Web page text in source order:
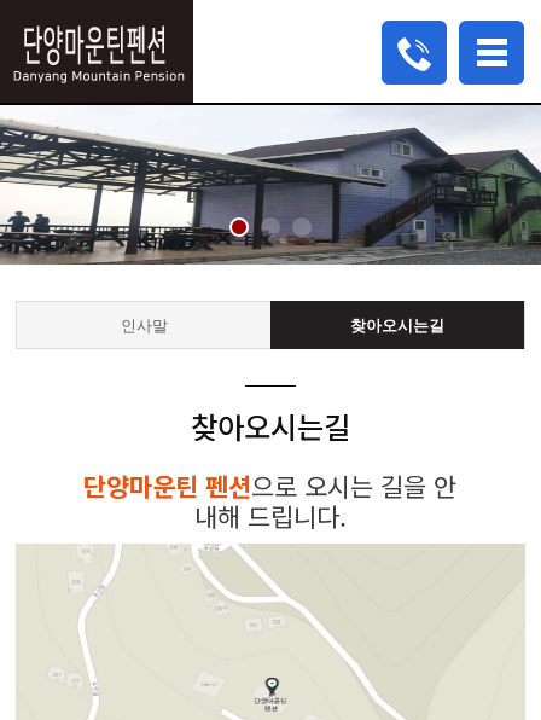
인사말 찾아오시는길
찾아오시는길
단양마운틴 펜션으로 오시는 길을 안
내해 드립니다.